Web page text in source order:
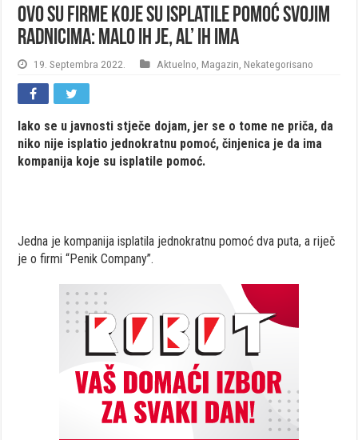
Ovo su firme koje su isplatile pomoć svojim
radnicima: Malo ih je, al’ ih ima
19. Septembra 2022. Aktuelno Magazin Nekategorisano
Iako se u javnosti stječe dojam, jer se o tome ne priča, da
niko nije isplatio jednokratnu pomoć, činjenica je da ima
kompanija koje su isplatile pomoć.
Jedna je kompanija isplatila jednokratnu pomoć dva puta, a riječ
je o firmi “Penik Company”.